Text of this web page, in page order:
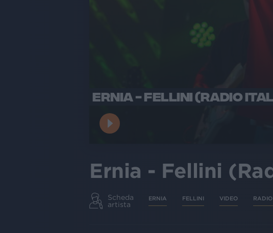
ERNIA - FELLINI (RADIO
Ernia - Fellini
Scheda
artista
ERNIA FELLINI VIDEO